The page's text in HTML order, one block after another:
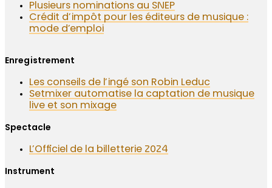
Plusieurs nominations au SNEP
Crédit d’impôt pour les éditeurs de musique :
mode d’emploi
Enregistrement
Les conseils de l’ingé son Robin Leduc
Setmixer automatise la captation de musique
live et son mixage
Spectacle
L’Officiel de la billetterie 2024
Instrument